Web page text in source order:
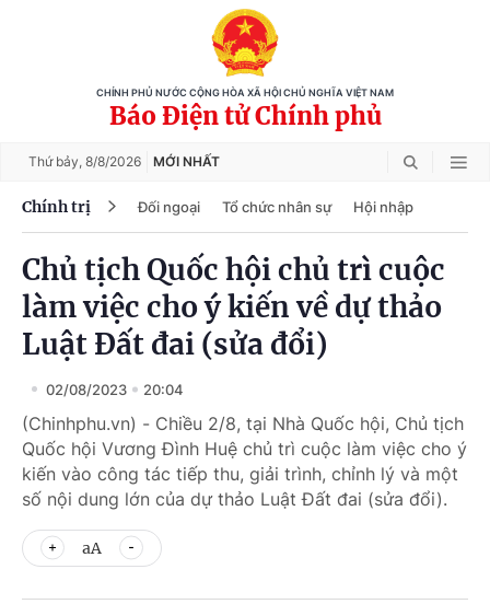
CHÍNH PHỦ NƯỚC CỘNG HÒA XÃ HỘI CHỦ NGHĨA VIỆT NAM
Báo Điện tử Chính phủ
Thứ bảy, 8/8/2026 MỚI NHẤT
Chính trị Đối ngoại Tổ chức nhân sự Hội nhập
Chủ tịch Quốc hội chủ trì cuộc
làm việc cho ý kiến về dự thảo
Luật Đất đai (sửa đổi)
02/08/2023 20:04
(Chinhphu.vn) - Chiều 2/8, tại Nhà Quốc hội, Chủ tịch
Quốc hội Vương Đình Huệ chủ trì cuộc làm việc cho ý
kiến vào công tác tiếp thu, giải trình, chỉnh lý và một
số nội dung lớn của dự thảo Luật Đất đai (sửa đổi).
aA